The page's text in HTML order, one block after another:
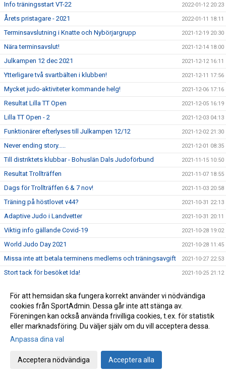
Info träningsstart VT-22 2022-01-12 20:23
Årets pristagare - 2021 2022-01-11 18:11
Terminsavslutning i Knatte och Nybörjargrupp 2021-12-19 20:30
Nära terminsavslut! 2021-12-14 18:00
Julkampen 12 dec 2021 2021-12-12 16:11
Ytterligare två svartbälten i klubben! 2021-12-11 17:56
Mycket judo-aktiviteter kommande helg! 2021-12-06 17:16
Resultat Lilla TT Open 2021-12-05 16:19
Lilla TT Open - 2 2021-12-03 04:13
Funktionärer efterlyses till Julkampen 12/12 2021-12-02 21:30
Never ending story..... 2021-12-01 08:35
Till distriktets klubbar - Bohuslän Dals Judoförbund 2021-11-15 10:50
Resultat Trollträffen 2021-11-07 18:55
Dags för Trollträffen 6 & 7 nov! 2021-11-03 20:58
Träning på höstlovet v44? 2021-10-31 22:13
Adaptive Judo i Landvetter 2021-10-31 20:11
Viktig info gällande Covid-19 2021-10-28 19:02
World Judo Day 2021 2021-10-28 11:45
Missa inte att betala terminens medlems och träningsavgift 2021-10-27 22:53
Stort tack för besöket Ida! 2021-10-25 21:12
Resultat vid GO-cup och BNC 2021-10-23 19:49
Då var det dax för GO Cup 2021-10-22 15:12
Budo Nord cup! 2021-10-21 13:24
GO-cup på lördag
Resultat Gothenburg Judo Open
Påminnelse funktionärer till GO Cup
För att hemsidan ska fungera korrekt använder vi nödvändiga
cookies från SportAdmin. Dessa går inte att stänga av.
Föreningen kan också använda frivilliga cookies, t.ex. för statistik
eller marknadsföring. Du väljer själv om du vill acceptera dessa.
Anpassa dina val
Acceptera nödvändiga Acceptera alla